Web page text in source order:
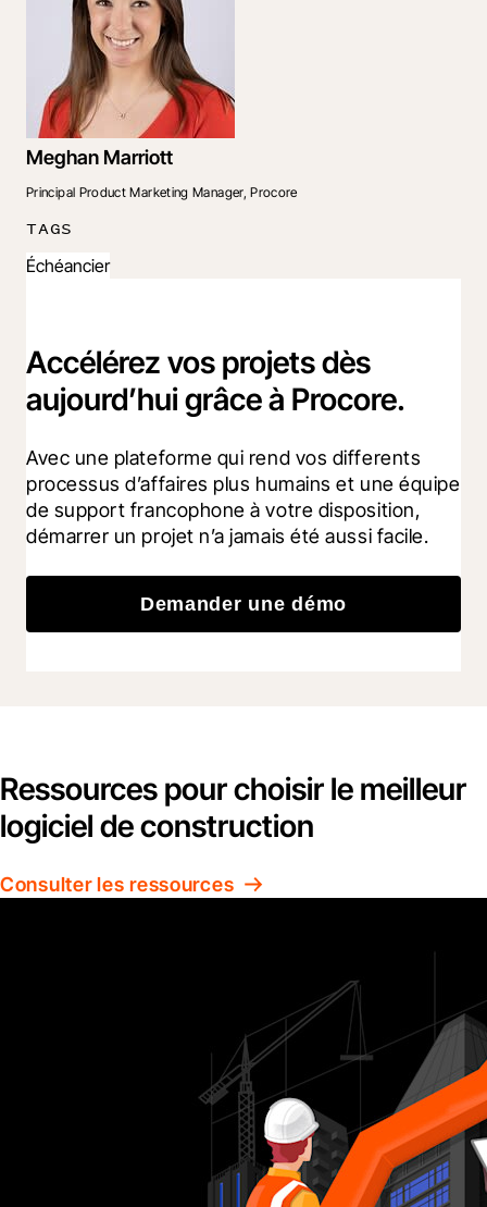
Meghan Marriott
Principal Product Marketing Manager, Procore
TAGS
Échéancier
Accélérez vos projets dès
aujourd’hui grâce à Procore.
Avec une plateforme qui rend vos differents
processus d’affaires plus humains et une équipe
de support francophone à votre disposition,
démarrer un projet n’a jamais été aussi facile.
Demander une démo
Ressources pour choisir le meilleur
logiciel de construction
Consulter les ressources